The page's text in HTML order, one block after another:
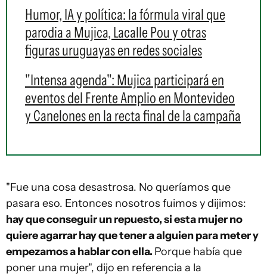
Humor, IA y política: la fórmula viral que
parodia a Mujica, Lacalle Pou y otras
figuras uruguayas en redes sociales
"Intensa agenda": Mujica participará en
eventos del Frente Amplio en Montevideo
y Canelones en la recta final de la campaña
"Fue una cosa desastrosa. No queríamos que
pasara eso. Entonces nosotros fuimos y dijimos:
hay que conseguir un repuesto, si esta mujer no
quiere agarrar hay que tener a alguien para meter y
empezamos a hablar con ella. Porque había que
poner una mujer", dijo en referencia a la